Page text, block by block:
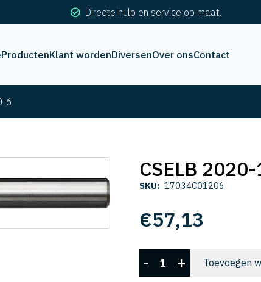
Directe hulp en service op maat.
ProductenKlant wordenDiversenOver onsContact
6
CSELB
SKU: 17034C01206
€57,13
CSELB
2020-
- + Toevoegen